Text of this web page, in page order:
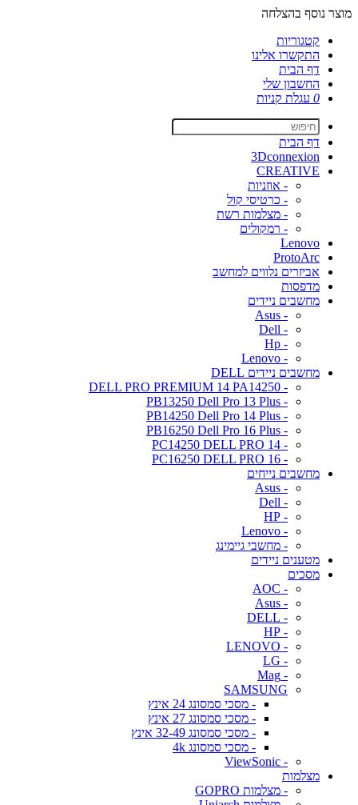
מוצר נוסף בהצלחה
קטגוריות
התקשרו אלינו
דף הבית
החשבון שלי
0 עגלת קניות
דף הבית
3Dconnexion
CREATIVE
- אוזניות
- כרטיסי קול
- מצלמות רשת
- רמקולים
Lenovo
ProtoArc
אביזרים נלווים למחשב
מדפסות
מחשבים ניידים
- Asus
- Dell
- Hp
- Lenovo
מחשבים ניידים DELL
- DELL PRO PREMIUM 14 PA14250
- PB13250 Dell Pro 13 Plus
- PB14250 Dell Pro 14 Plus
- PB16250 Dell Pro 16 Plus
- PC14250 DELL PRO 14
- PC16250 DELL PRO 16
מחשבים נייחים
- Asus
- Dell
- HP
- Lenovo
- מחשבי גיימינג
מטענים ניידים
מסכים
- AOC
- Asus
- DELL
- HP
- LENOVO
- LG
- Mag
SAMSUNG
- מסכי סמסונג 24 אינץ
- מסכי סמסונג 27 אינץ
- מסכי סמסונג 32-49 אינץ
- מסכי סמסונג 4k
- ViewSonic
מצלמות
- מצלמות GOPRO